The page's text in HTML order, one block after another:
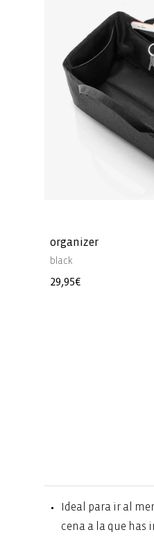
organizer
black
Precio
29,95€
Ideal para ir al
cena a la que has